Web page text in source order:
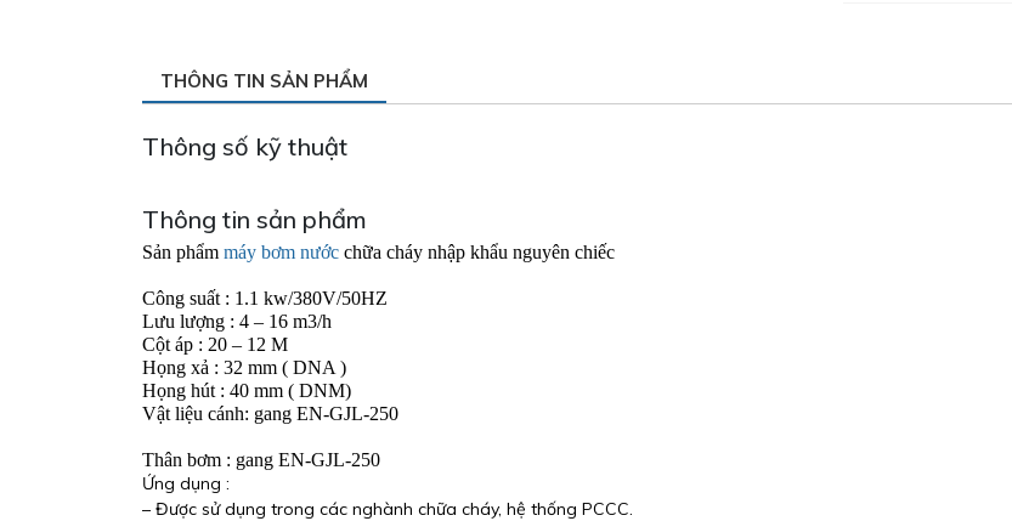
THÔNG TIN SẢN PHẨM
Thông số kỹ thuật
Thông tin sản phẩm
Sản phẩm máy bơm nước chữa cháy nhập khẩu nguyên chiếc
Công suất : 1.1 kw/380V/50HZ
Lưu lượng : 4 – 16 m3/h
Cột áp : 20 – 12 M
Họng xả : 32 mm ( DNA )
Họng hút : 40 mm ( DNM)
Vật liệu cánh: gang EN-GJL-250
Thân bơm : gang EN-GJL-250
Ứng dụng :
– Được sử dụng trong các nghành chữa cháy, hệ thống PCCC.